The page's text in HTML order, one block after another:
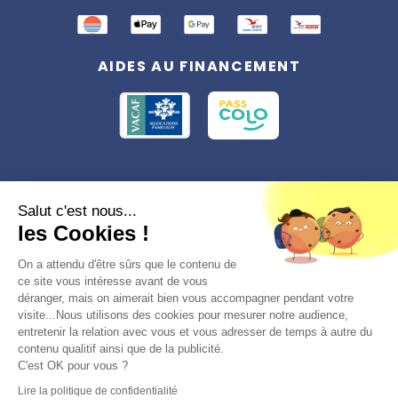
AIDES AU FINANCEMENT
Conformément à la réglementation applicable en matière de données
personnelles, vous disposez d'un droit d'accès, de rectification et
d'effacement, du droit à la limitation du traitement des données vous
concernant. Vous pouvez consulter
notre politique de confidentialité
Préférences des cookies >
© 2026, Totemia
Salut c'est nous...
les Cookies !
On a attendu d'être sûrs que le contenu de
ce site vous intéresse avant de vous
déranger, mais on aimerait bien vous accompagner pendant votre
visite...Nous utilisons des cookies pour mesurer notre audience,
entretenir la relation avec vous et vous adresser de temps à autre du
contenu qualitif ainsi que de la publicité.
C'est OK pour vous ?
Lire la politique de confidentialité